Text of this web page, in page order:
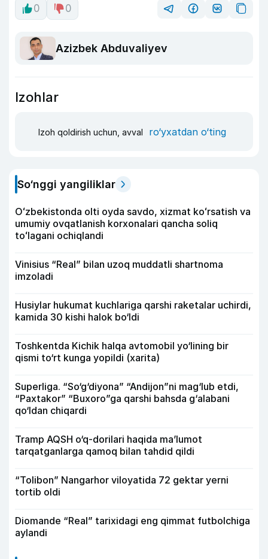
0 0
Azizbek Abduvaliyev
Izohlar
Izoh qoldirish uchun, avval ro‘yxatdan o‘ting
So‘nggi yangiliklar
Oʻzbekistonda olti oyda savdo, xizmat koʻrsatish va
umumiy ovqatlanish korxonalari qancha soliq
toʻlagani ochiqlandi
Vinisius “Real” bilan uzoq muddatli shartnoma
imzoladi
Husiylar hukumat kuchlariga qarshi raketalar uchirdi,
kamida 30 kishi halok bo‘ldi
Toshkentda Kichik halqa avtomobil yo‘lining bir
qismi to‘rt kunga yopildi (xarita)
Superliga. “So‘g‘diyona” “Andijon”ni mag‘lub etdi,
“Paxtakor” “Buxoro”ga qarshi bahsda g‘alabani
qo‘ldan chiqardi
Tramp AQSH o‘q-dorilari haqida ma’lumot
tarqatganlarga qamoq bilan tahdid qildi
“Tolibon” Nangarhor viloyatida 72 gektar yerni
tortib oldi
Diomande “Real” tarixidagi eng qimmat futbolchiga
aylandi